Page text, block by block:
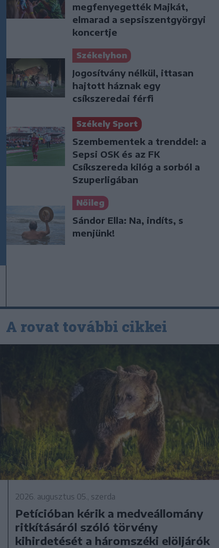
megfenyegették Majkát,
elmarad a sepsiszentgyörgyi
koncertje
Székelyhon
Jogosítvány nélkül, ittasan
hajtott háznak egy
csíkszeredai férfi
Székely Sport
Szembementek a trenddel: a
Sepsi OSK és az FK
Csíkszereda kilóg a sorból a
Szuperligában
Nőileg
Sándor Ella: Na, indíts, s
menjünk!
A rovat további cikkei
2026. augusztus 05., szerda
Petícióban kérik a medveállomány
ritkításáról szóló törvény
kihirdetését a háromszéki elöljárók